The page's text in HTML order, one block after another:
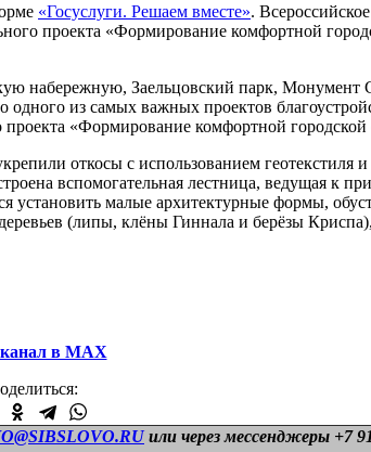
«Госуслуги. Решаем вместе».
проекта «Формирование комфортной
набережную, Заельцовский парк, Монумент
из самых важных проектов
«Формирование комфортной городской
откосы с использованием геотекстиля
вспомогательная лестница, ведущая к
установить малые архитектурные формы,
(липы, клёны Гиннала и берёзы
в МАХ
или через мессенджеры +7